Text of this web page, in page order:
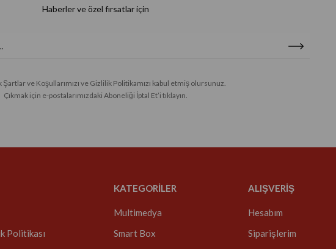
Haberler ve özel fırsatlar için
Şartlar ve Koşullarımızı ve Gizlilik Politikamızı kabul etmiş olursunuz.
Çıkmak için e-postalarımızdaki Aboneliği İptal Et’i tıklayın.
Politikası
KATEGORİLER
Multimedya
Smart Box
ALIŞVERİŞ
Hesabım
Siparişlerim